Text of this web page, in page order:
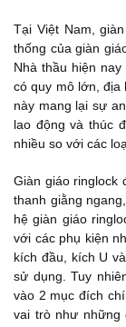
Tại Việt Nam,
thống của giàn
Nhà thầu hiện
có quy mô lớn, địa
này mang lại sự
lao động và thúc
nhiều so với các
Giàn giáo ringlock
thanh giằng
hệ giàn giáo
với các phụ kiện
kích đầu, kích U
sử dụng. Tuy
vào 2 mục đích
vai trò như những